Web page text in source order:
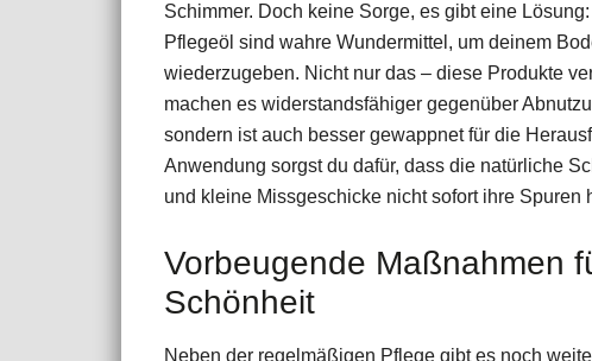
Schimmer. Doch keine Sorge, es gibt eine
Pflegeöl sind wahre Wundermittel, um deinem
wiederzugeben. Nicht nur das – diese Produkte
machen es widerstandsfähiger gegenüber
sondern ist auch besser gewappnet für die
Anwendung sorgst du dafür, dass die natürliche
und kleine Missgeschicke nicht sofort ihre Spuren
Vorbeugende Maßnahmen
Schönheit
Neben der regelmäßigen Pflege gibt es noch